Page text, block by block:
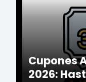
Cupones
2026: